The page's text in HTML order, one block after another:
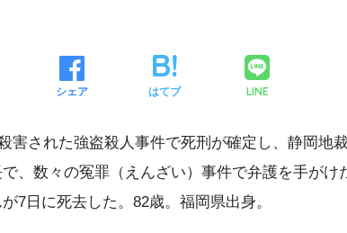
シェア はてブ LINE
害された強盗殺人事件で死刑が確定し、静岡地
、数々の冤罪（えんざい）事件で弁護を手がけ
7日に死去した。82歳。福岡県出身。